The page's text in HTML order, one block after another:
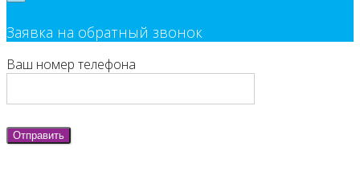
Заявка на обратный звонок
Ваш номер телефона
Отправить